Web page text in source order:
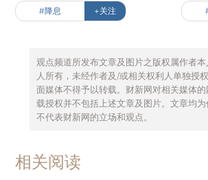
#降息 +关注
观点频道所发布文章及图片之版权属作者
人所有，未经作者及/或相关权利人单独授
面媒体不得予以转载。财新网对相关媒体
载授权并不包括上述文章及图片。文章均为
不代表财新网的立场和观点。
相关阅读